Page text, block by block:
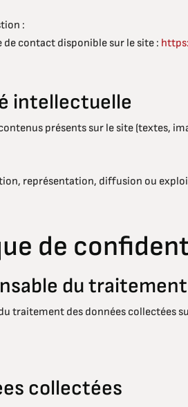
:
de contact disponible sur le site :
intellectuelle
contenus présents sur le site (textes,
représentation, diffusion ou
de
du traitement
traitement des données collectées
collectées